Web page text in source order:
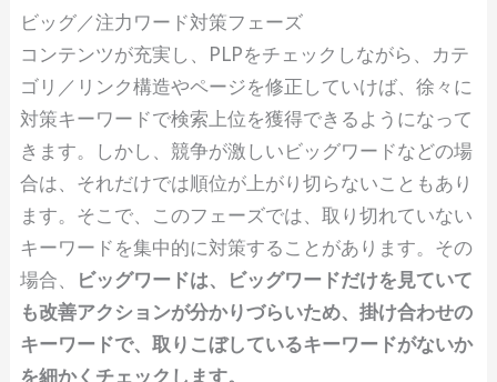
ビッグ／注力ワード対策フェーズ
コンテンツが充実し、PLPをチェックしながら、カテ
ゴリ／リンク構造やページを修正していけば、徐々に
対策キーワードで検索上位を獲得できるようになって
きます。しかし、競争が激しいビッグワードなどの場
合は、それだけでは順位が上がり切らないこともあり
ます。そこで、このフェーズでは、取り切れていない
キーワードを集中的に対策することがあります。その
場合、
ビッグワードは、ビッグワードだけを見ていて
も改善アクションが分かりづらいため、掛け合わせの
キーワードで、取りこぼしているキーワードがないか
を細かくチェックします。